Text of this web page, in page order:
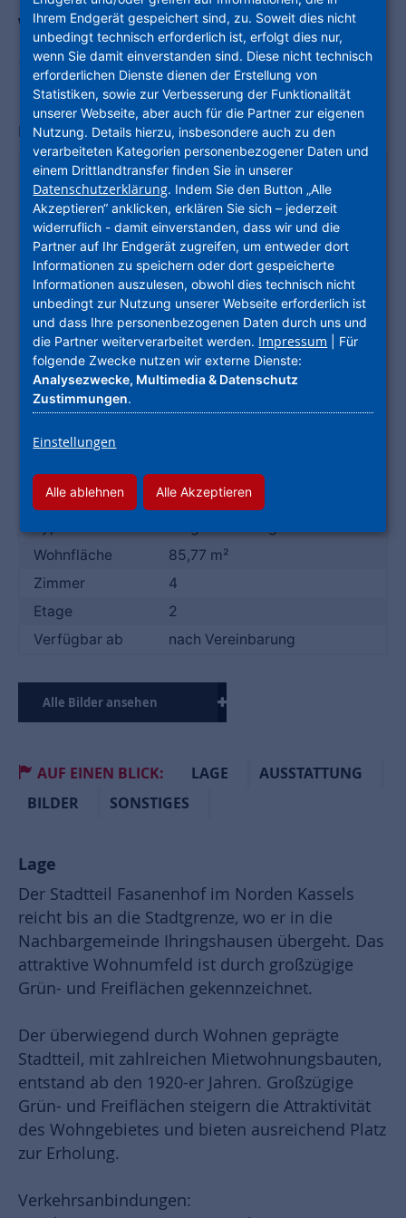
Wohnung mit praktischem
Grundriss in Kassel-
Fasanenhof
Bromeisstraße 44,34125Kassel
KOSTEN
Nettokaltmiete
726,00 €
Nebenkosten
155,50 €
Gesamtmiete
(brutto)
881,50 €
Kaution
2.178,00 €
GEBÄUDE
Baujahr
1964
Heizungsart
Etagenheizung
Energieträger
Energieausweis
DATEN
Wohnfläche
85,77 m²
Zimmer
4
Etage
2
Verfügbar ab
nach Vereinbarung
Alle Bilder ansehen
AUF EINEN BLICK: LAGE
AUSSTATTUNG
BILDER
SONSTIGES
Lage
Der Stadtteil Fasanenhof im Norden Kassels
reicht bis an die Stadtgrenze, wo er in die
Nachbargemeinde Ihringshausen übergeht. Das
attraktive Wohnumfeld ist durch großzügige
Grün- und Freiflächen gekennzeichnet.
Der überwiegend durch Wohnen geprägte
Stadtteil, mit zahlreichen Mietwohnungsbauten,
entstand ab den 1920-er Jahren. Großzügige
Grün- und Freiflächen steigern die Attraktivität
des Wohngebietes und bieten ausreichend Platz
zur Erholung.
Verkehrsanbindungen:
Ihrem Endgerät gespeichert sind, zu. Soweit dies nicht
unbedingt technisch erforderlich ist, erfolgt dies nur,
wenn Sie damit einverstanden sind. Diese nicht technisch
erforderlichen Dienste dienen der Erstellung von
Statistiken, sowie zur Verbesserung der Funktionalität
unserer Webseite, aber auch für die Partner zur eigenen
Nutzung. Details hierzu, insbesondere auch zu den
verarbeiteten Kategorien personenbezogener Daten und
einem Drittlandtransfer finden Sie in unserer
Datenschutzerklärung. Indem Sie den Button „Alle
Akzeptieren“ anklicken, erklären Sie sich – jederzeit
widerruflich - damit einverstanden, dass wir und die
Partner auf Ihr Endgerät zugreifen, um entweder dort
Informationen zu speichern oder dort gespeicherte
Informationen auszulesen, obwohl dies technisch nicht
unbedingt zur Nutzung unserer Webseite erforderlich ist
und dass Ihre personenbezogenen Daten durch uns und
die Partner weiterverarbeitet werden. Impressum | Für
folgende Zwecke nutzen wir externe Dienste:
Analysezwecke, Multimedia & Datenschutz
Zustimmungen.
Einstellungen
Alle ablehnen Alle Akzeptieren